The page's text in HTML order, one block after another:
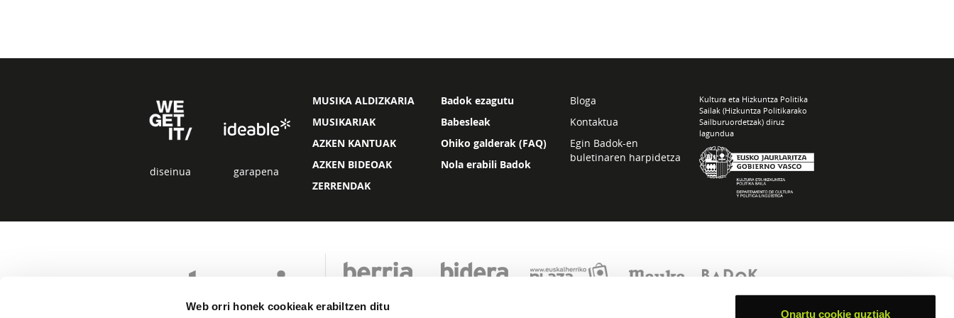
Web orri honek cookieak erabiltzen ditu
Onartu cookie guztiak
diseinua garapena
MUSIKA ALDIZKARIA
MUSIKARIAK
AZKEN KANTUAK
AZKEN BIDEOAK
ZERRENDAK
Badok ezagutu
Babesleak
Ohiko galderak (FAQ)
Nola erabili Badok
Bloga
Kontaktua
Egin Badok-en
buletinaren harpidetza
Kultura eta Hizkuntza Politika
Sailak (Hizkuntza Politikarako
Sailburuordetzak) diruz
lagundua